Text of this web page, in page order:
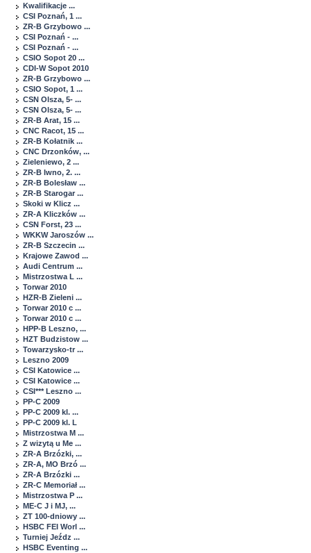
Kwalifikacje ...
CSI Poznań, 1 ...
ZR-B Grzybowo ...
CSI Poznań - ...
CSI Poznań - ...
CSIO Sopot 20 ...
CDI-W Sopot 2010
ZR-B Grzybowo ...
CSIO Sopot, 1 ...
CSN Olsza, 5- ...
CSN Olsza, 5- ...
ZR-B Arat, 15 ...
CNC Racot, 15 ...
ZR-B Kołatnik ...
CNC Drzonków, ...
Zieleniewo, 2 ...
ZR-B Iwno, 2. ...
ZR-B Bolesław ...
ZR-B Starogar ...
Skoki w Klicz ...
ZR-A Kliczków ...
CSN Forst, 23 ...
WKKW Jaroszów ...
ZR-B Szczecin ...
Krajowe Zawod ...
Audi Centrum ...
Mistrzostwa L ...
Torwar 2010
HZR-B Zieleni ...
Torwar 2010 c ...
Torwar 2010 c ...
HPP-B Leszno, ...
HZT Budzistow ...
Towarzysko-tr ...
Leszno 2009
CSI Katowice ...
CSI Katowice ...
CSI*** Leszno ...
PP-C 2009
PP-C 2009 kl. ...
PP-C 2009 kl. L
Mistrzostwa M ...
Z wizytą u Me ...
ZR-A Brzózki, ...
ZR-A, MO Brzó ...
ZR-A Brzózki ...
ZR-C Memoriał ...
Mistrzostwa P ...
ME-C J i MJ, ...
ZT 100-dniowy ...
HSBC FEI Worl ...
Turniej Jeźdz ...
HSBC Eventing ...